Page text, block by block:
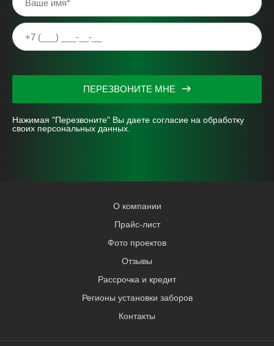
ПЕРЕЗВОНИТЕ МНЕ
Нажимая "Перезвоните" Вы даете согласие на обработку
своих персональных данных.
О компании
Прайс-лист
Фото проектов
Отзывы
Рассрочка и кредит
Регионы установки заборов
Контакты